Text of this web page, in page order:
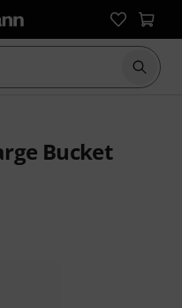
Suche
Bucket
5 Kundenbewertungen